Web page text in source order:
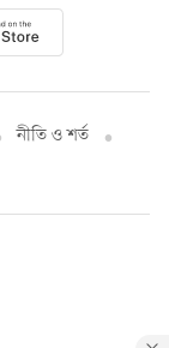
নীতি ও শর্ত